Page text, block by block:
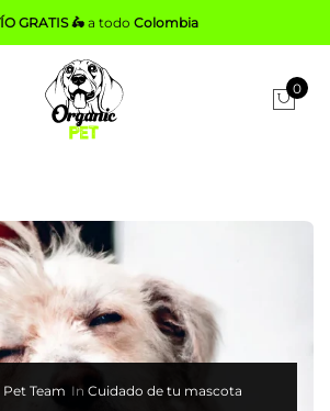
GRATIS 🛵a todo Colombia
0
Team In Cuidado de tu mascota